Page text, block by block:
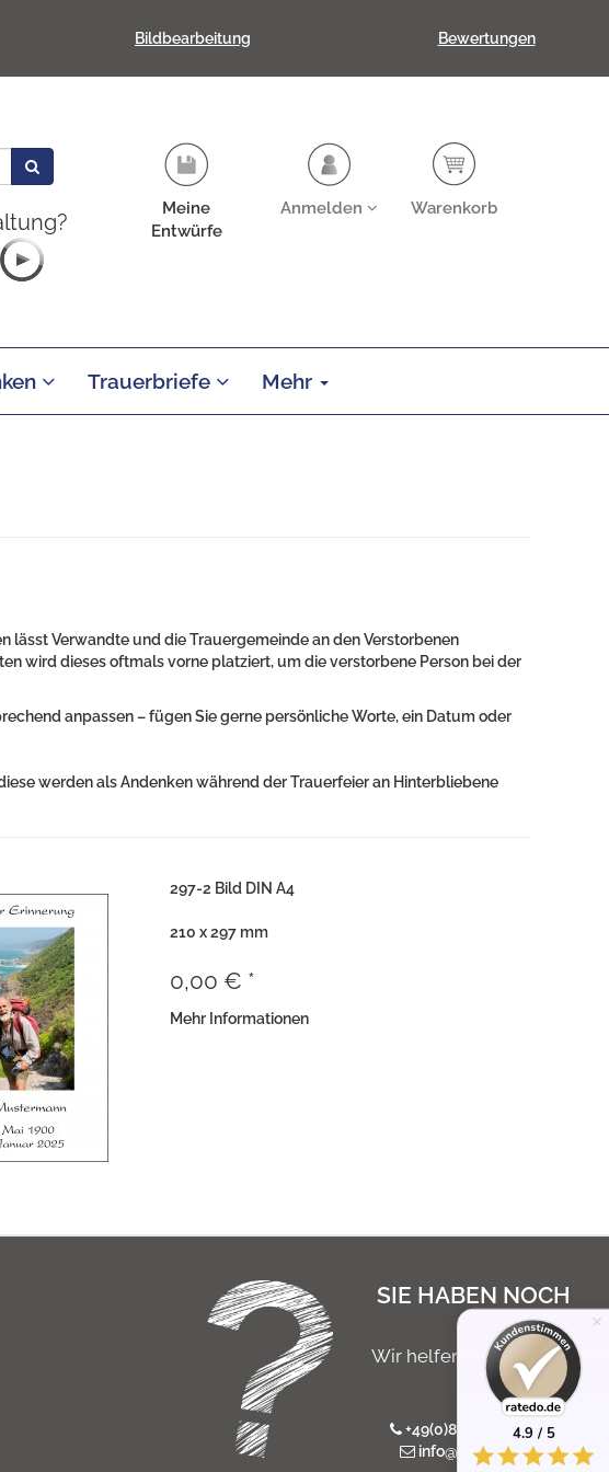
Bildbearbeitung Bewertungen
Meine
Entwürfe
Anmelden Warenkorb
Trauerbriefe Mehr
lässt Verwandte und die Trauergemeinde an den Verstorbenen
wird dieses oftmals vorne platziert, um die verstorbene Person bei der
anpassen – fügen Sie gerne persönliche Worte, ein Datum oder
werden als Andenken während der Trauerfeier an Hinterbliebene
297-2 Bild DIN A4
210 x 297 mm
0,00 € *
Mehr Informationen
SIE HABEN NOCH
FRAGEN?
Wir helfen Ihnen gerne
persönlich
+49(0)8546 / 975 766 7
info@sterbebild24.de
4.9 / 5